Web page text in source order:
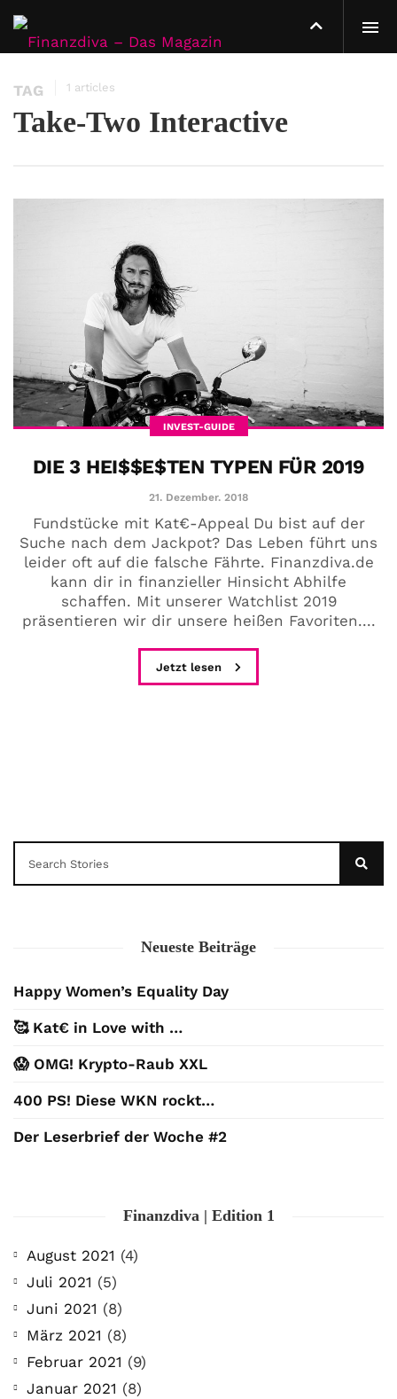
TAG 1 articles
Take-Two Interactive
INVEST-GUIDE
DIE 3 HEI$$E$TEN TYPEN FÜR 2019
21. Dezember. 2018
Fundstücke mit Kat€-Appeal Du bist auf der
Suche nach dem Jackpot? Das Leben führt uns
leider oft auf die falsche Fährte. Finanzdiva.de
kann dir in finanzieller Hinsicht Abhilfe
schaffen. Mit unserer Watchlist 2019
präsentieren wir dir unsere heißen Favoriten....
Jetzt lesen
Neueste Beiträge
Happy Women’s Equality Day
🥰 Kat€ in Love with …
😱 OMG! Krypto-Raub XXL
400 PS! Diese WKN rockt…
Der Leserbrief der Woche #2
Finanzdiva | Edition 1
August 2021 (4)
Juli 2021 (5)
Juni 2021 (8)
März 2021 (8)
Februar 2021 (9)
Januar 2021 (8)